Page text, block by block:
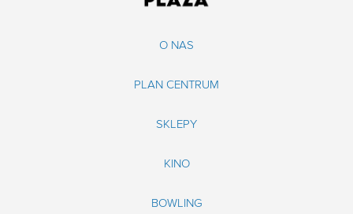
O NAS
PLAN CENTRUM
SKLEPY
KINO
BOWLING